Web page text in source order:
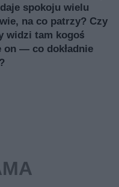
spokoju wielu
na co patrzy? Czy
widzi tam kogoś
on — co dokładnie